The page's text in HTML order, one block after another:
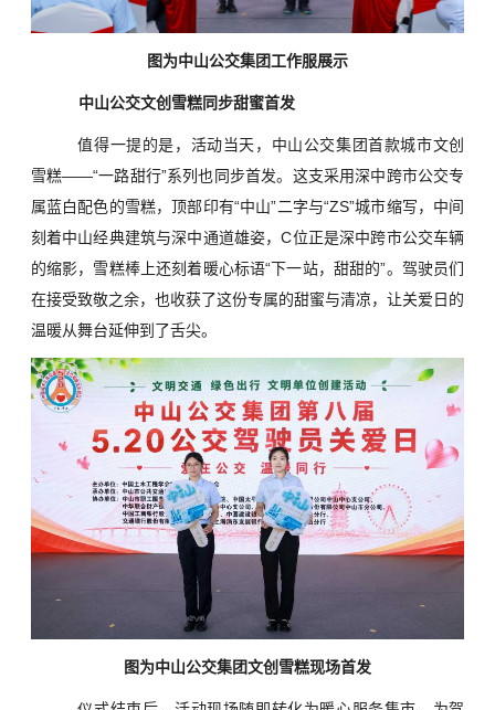
图为中山公交集团工作服展示
中山公交文创雪糕同步甜蜜首发
值得一提的是，活动当天，中山公交集团首款城市文创
雪糕——“一路甜行”系列也同步首发。这支采用深中跨市公交专
属蓝白配色的雪糕，顶部印有“中山”二字与“ZS”城市缩写，中间
刻着中山经典建筑与深中通道雄姿，C位正是深中跨市公交车辆
的缩影，雪糕棒上还刻着暖心标语“下一站，甜甜的”。驾驶员们
在接受致敬之余，也收获了这份专属的甜蜜与清凉，让关爱日的
温暖从舞台延伸到了舌尖。
图为中山公交集团文创雪糕现场首发